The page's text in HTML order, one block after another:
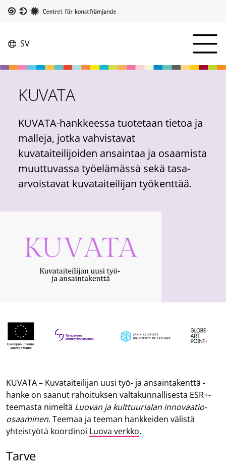
Hoppa
menu
menyn
Switch
current
SV
KUVATA
KUVATA-hankkeessa tuotetaan tietoa ja
malleja, jotka vahvistavat
kuvataiteilijoiden ansaintaa ja osaamista
muuttuvassa työelämässä sekä tasa-
arvoistavat kuvataiteilijan työkenttää.
KUVATA – Kuvataiteilijan uusi työ- ja ansaintakenttä -
hanke on saanut rahoituksen valtakunnallisesta ESR+-
teemasta nimeltä Luovan ja kulttuurialan innovaatio-
osaaminen. Teemaa ja teeman hankkeiden välistä
yhteistyötä koordinoi Luova verkko.
Tarve